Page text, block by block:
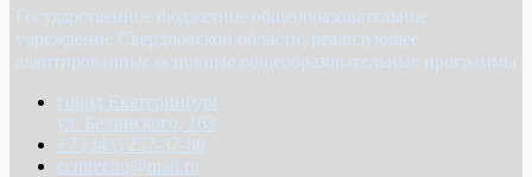
Государственное бюджетное общеобразовательное
учреждение Свердловской области, реализующее
адаптированные основные общеобразовательные программы
город Екатеринбург
ул. Белинского, 163
+7 (343) 257-37-68
centrecho@mail.ru